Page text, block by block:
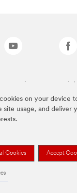
on your device
site usage, and deliver
Cookies Accept
mencionadas son